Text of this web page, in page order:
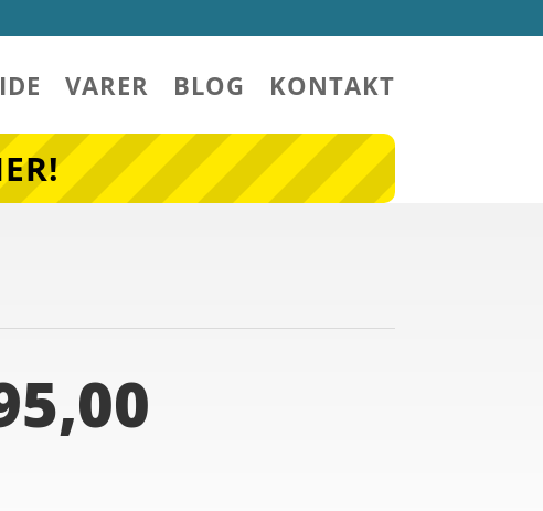
VARER BLOG KONTAKT